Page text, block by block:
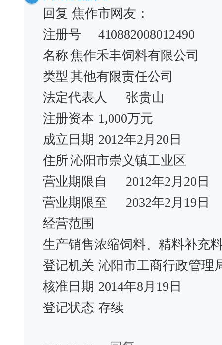
回复 焦作市网友：
注册号
410882008012490
名称焦作禾丰饲料有限公司
类型 其他有限责任公司
法定代表人
张贵山
注册资本 1,000万元
成立日期 2012年2月20日
住所沁阳市崇义镇工业区
营业期限自
2012年2月20日
营业期限至
2032年2月19日
经营范围
生产销售浓缩饲料、精料补充
登记机关 沁阳市工商行政管理
核准日期 2014年8月19日
登记状态 存续